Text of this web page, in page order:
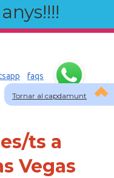
Tornar al capdamunt
faqs
ts a
Vegas